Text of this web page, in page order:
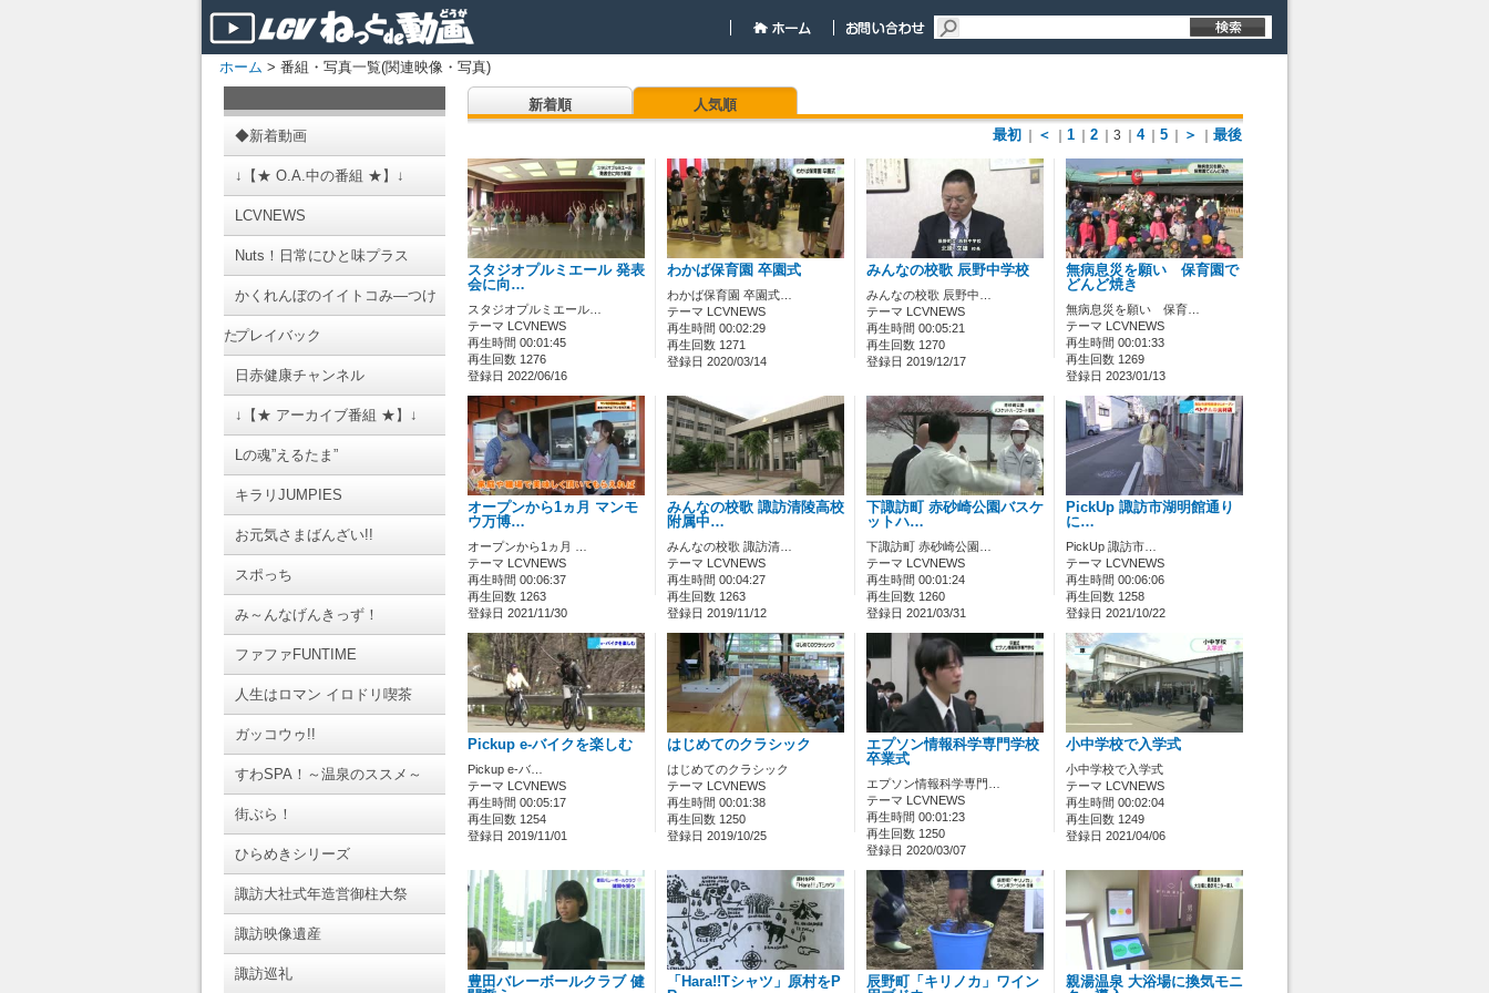
ホーム > 番組・写真一覧(関連映像・写真)
◆新着動画
↓【★ O.A.中の番組 ★】↓
LCVNEWS
Nuts！日常にひと味プラス
かくれんぼのイイトコみ―つけ
たプレイバック
日赤健康チャンネル
↓【★ アーカイブ番組 ★】↓
Lの魂”えるたま”
キラリJUMPIES
お元気さまばんざい!!
スポっち
み～んなげんきっず！
ファファFUNTIME
人生はロマン イロドリ喫茶
ガッコウゥ!!
すわSPA！～温泉のススメ～
街ぶら！
ひらめきシリーズ
諏訪大社式年造営御柱大祭
諏訪映像遺産
諏訪巡礼
新着順
人気順
最初
＜ 1 2 ｜3 4 5 ＞ 最後
スタジオプルミエール 発表
会に向…
スタジオプルミエール…
テーマ LCVNEWS
再生時間 00:01:45
再生回数 1276
登録日 2022/06/16
わかば保育園 卒園式
わかば保育園 卒園式…
テーマ LCVNEWS
再生時間 00:02:29
再生回数 1271
登録日 2020/03/14
みんなの校歌 辰野中学校
みんなの校歌 辰野中…
テーマ LCVNEWS
再生時間 00:05:21
再生回数 1270
登録日 2019/12/17
無病息災を願い 保育園で
どんど焼き
無病息災を願い 保育…
テーマ LCVNEWS
再生時間 00:01:33
再生回数 1269
登録日 2023/01/13
オープンから1ヵ月 マンモ
ウ万博…
オープンから1ヵ月 …
テーマ LCVNEWS
再生時間 00:06:37
再生回数 1263
登録日 2021/11/30
みんなの校歌 諏訪清陵高校
附属中…
みんなの校歌 諏訪清…
テーマ LCVNEWS
再生時間 00:04:27
再生回数 1263
登録日 2019/11/12
下諏訪町 赤砂崎公園バスケ
ットハ…
下諏訪町 赤砂崎公園…
テーマ LCVNEWS
再生時間 00:01:24
再生回数 1260
登録日 2021/03/31
PickUp 諏訪市湖明館通り
に…
PickUp 諏訪市…
テーマ LCVNEWS
再生時間 00:06:06
再生回数 1258
登録日 2021/10/22
Pickup e-バイクを楽しむ
Pickup e-バ…
テーマ LCVNEWS
再生時間 00:05:17
再生回数 1254
登録日 2019/11/01
はじめてのクラシック
はじめてのクラシック
テーマ LCVNEWS
再生時間 00:01:38
再生回数 1250
登録日 2019/10/25
エプソン情報科学専門学校
卒業式
エプソン情報科学専門…
テーマ LCVNEWS
再生時間 00:01:23
再生回数 1250
登録日 2020/03/07
小中学校で入学式
小中学校で入学式
テーマ LCVNEWS
再生時間 00:02:04
再生回数 1249
登録日 2021/04/06
豊田バレーボールクラブ 健
「Hara!!Tシャツ」原村をP
辰野町「キリノカ」ワイン
親湯温泉 大浴場に換気モニ